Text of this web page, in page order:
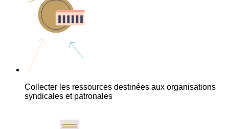
Collecter les ressources destinées aux organisations
syndicales et patronales